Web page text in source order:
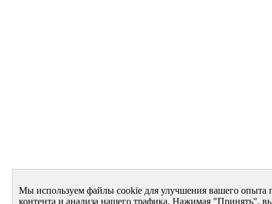
Мы используем файлы cookie для улучшения вашего опыта
контента и анализа нашего трафика. Нажимая "Принять",